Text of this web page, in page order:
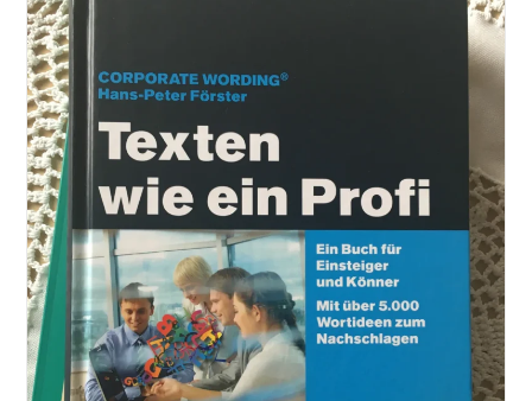
Verbesserungen
Und
Messung